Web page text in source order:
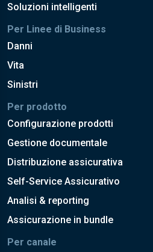
Soluzioni intelligenti
Per Linee di Business
Danni
Vita
Sinistri
Per prodotto
Configurazione prodotti
Gestione documentale
Distribuzione assicurativa
Self-Service Assicurativo
Analisi & reporting
Assicurazione in bundle
Per canale